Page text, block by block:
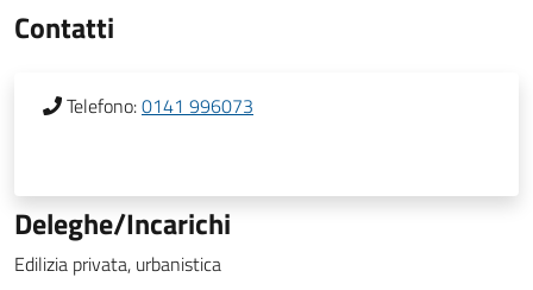
Contatti
Telefono:0141 996073
Deleghe/Incarichi
Edilizia privata, urbanistica